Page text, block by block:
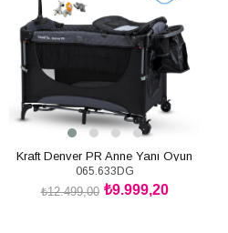
%20İndirim
Kraft Denver PR Anne Yanı Oyun
Parkı 63x105 cm Koyu Gri
065.633DG
₺9.999,20
₺12.499,00